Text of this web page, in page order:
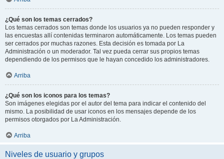
¿Qué son los temas cerrados?
Los temas cerrados son temas donde los usuarios ya no pueden responder y
las encuestas allí contenidas terminaron automáticamente. Los temas pueden
ser cerrados por muchas razones. Esta decisión es tomada por La
Administración o un moderador. Tal vez pueda cerrar sus propios temas
dependiendo de los permisos que le hayan concedido los administradores.
Arriba
¿Qué son los iconos para los temas?
Son imágenes elegidas por el autor del tema para indicar el contenido del
mismo. La posibilidad de usar iconos en los mensajes depende de los
permisos otorgados por La Administración.
Arriba
Niveles de usuario y grupos